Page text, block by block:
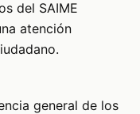
del SAIME
atención
general de los